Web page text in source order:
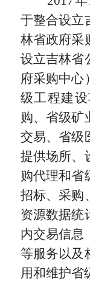
于整合设立
林省政府采
设立吉林省
府采购中心
级工程建
购、省级矿
交易、省级
提供场所、
购代理和省
招标、采购
资源数据统
内交易信息
等服务以及
用和维护省